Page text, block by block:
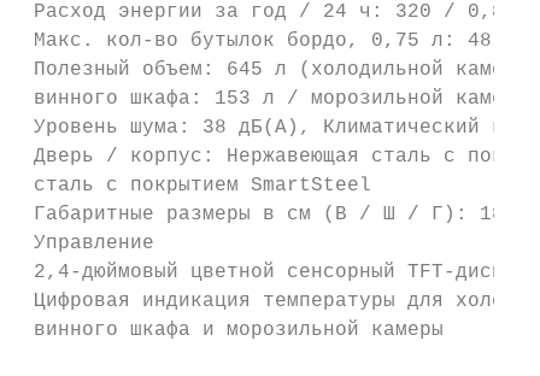
Расход энергии за год / 24 ч: 320 / 0,874
Макс. кол-во бутылок бордо, 0,75 л: 48
Полезный объем: 645 л (холодильной
винного шкафа: 153 л / морозильной
Уровень шума: 38 дБ(А), Климатический
Дверь / корпус: Нержавеющая сталь с
сталь с покрытием SmartSteel
Габаритные размеры в см (В / Ш / Г):
Управление
2,4-дюймовый цветной сенсорный TFT-
Цифровая индикация температуры для
винного шкафа и морозильной камеры